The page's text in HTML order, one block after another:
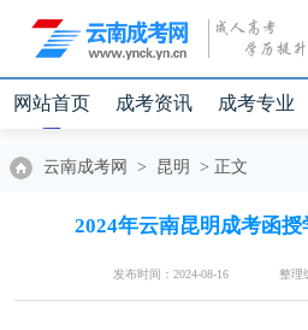
网站首页 成考资讯 成考专业
云南成考网 > 昆明 > 正文
2024年云南昆明成考函授
发布时间：2024-08-16 整理